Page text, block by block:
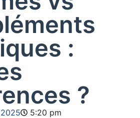
:
?
5:20 pm